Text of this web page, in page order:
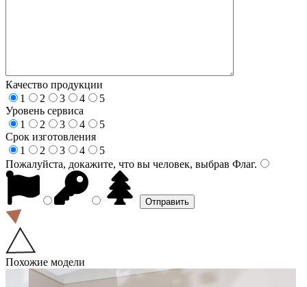
Качество продукции
1
2 3 4
5
Уровень сервиса
1
2 3 4
5
Срок изготовления
1
2 3 4
5
Пожалуйста, докажите, что вы человек, выбрав Флаг.
Похожие модели